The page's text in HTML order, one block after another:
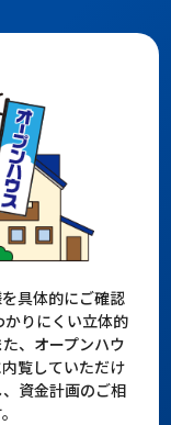
具体的にご確認
りにくい立体的
、オープンハウ
覧していただけ
資金計画のご相